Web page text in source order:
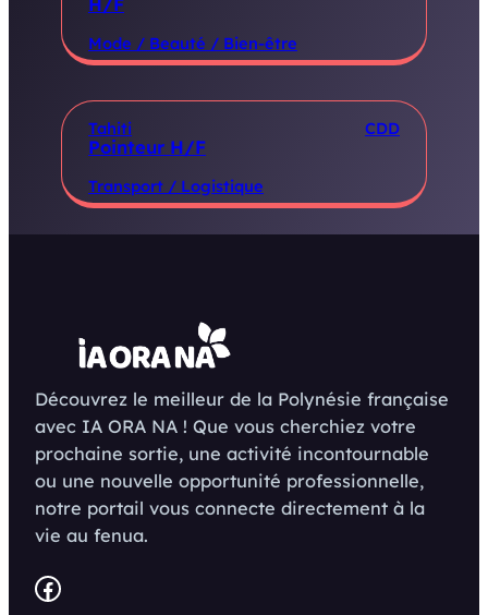
Mode / Beauté / Bien-être
Tahiti CDD
Pointeur H/F
Transport / Logistique
Découvrez le meilleur de la Polynésie française
avec IA ORA NA ! Que vous cherchiez votre
prochaine sortie, une activité incontournable
ou une nouvelle opportunité professionnelle,
notre portail vous connecte directement à la
vie au fenua.
Facebook